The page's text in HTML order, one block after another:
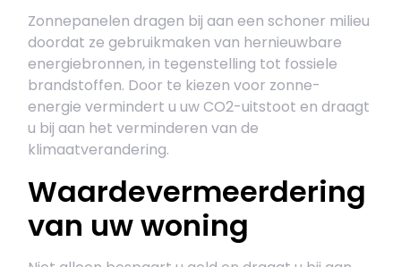
Zonnepanelen dragen bij aan een schoner milieu
doordat ze gebruikmaken van hernieuwbare
energiebronnen, in tegenstelling tot fossiele
brandstoffen. Door te kiezen voor zonne-
energie vermindert u uw CO2-uitstoot en draagt
u bij aan het verminderen van de
klimaatverandering.
Waardevermeerdering
van uw woning